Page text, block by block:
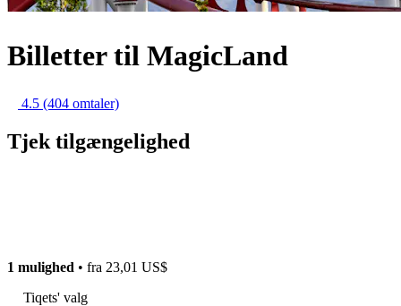
Billetter til MagicLand
4.5 (404 omtaler)
Tjek tilgængelighed
1 mulighed • fra 23,01 US$
Tiqets' valg